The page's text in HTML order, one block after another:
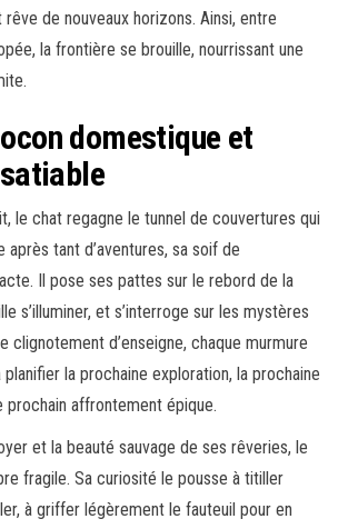
de nouveaux horizons. Ainsi, entre
la frontière se brouille, nourrissant une
domestique et
le chat regagne le tunnel de couvertures qui
après tant d’aventures, sa soif de
Il pose ses pattes sur le rebord de la
s’illuminer, et s’interroge sur les mystères
clignotement d’enseigne, chaque murmure
planifier la prochaine exploration, la prochaine
affrontement épique.
et la beauté sauvage de ses rêveries, le
fragile. Sa curiosité le pousse à titiller
à griffer légèrement le fauteuil pour en